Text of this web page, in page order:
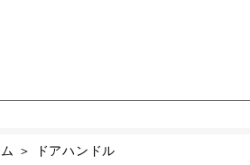
＞ ドアハンドル